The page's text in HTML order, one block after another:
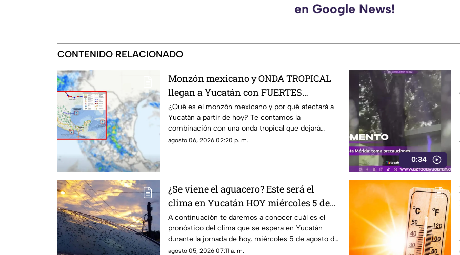
en Google News!
CONTENIDO RELACIONADO
Monzón mexicano y ONDA TROPICAL
llegan a Yucatán con FUERTES
LLUVIAS a partir de HOY
¿Qué es el monzón mexicano y por qué afectará a
Yucatán a partir de hoy? Te contamos la
combinación con una onda tropical que dejará
fuertes lluvias.
agosto 06, 2026 02:20 p. m.
0:34
¿Se viene el aguacero? Este será el
clima en Yucatán HOY miércoles 5 de
agosto de 2026
A continuación te daremos a conocer cuál es el
pronóstico del clima que se espera en Yucatán
durante la jornada de hoy, miércoles 5 de agosto de
2026.
agosto 05, 2026 07:11 a. m.